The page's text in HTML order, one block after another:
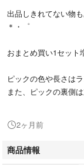
出品しきれてない物
＊・゜
おまとめ買い1セット
ピックの色や長さは
また、ピックの裏側
#入園準備
#入学準備
#キャラ弁
2ヶ月前
商品情報